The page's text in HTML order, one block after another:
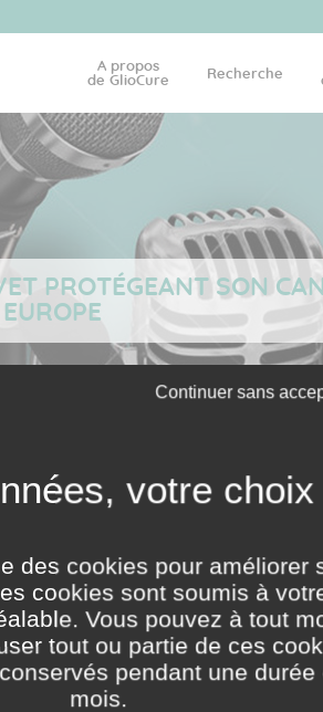
A propos
de GlioCure
Recherche
PROTÉGEANT SON
EUROPE
annonce la délivrance d'un brevet
salts thereof and alanine".
des cookies pour améliorer
cookies sont soumis à
Vous pouvez à tout
tout ou partie de ces
pendant une durée
mois.
Continuer sans